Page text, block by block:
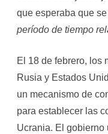
que esperaba que
período de tiempo
El 18 de febrero, los
Rusia y Estados
un mecanismo de
para establecer las
Ucrania. El gobierno